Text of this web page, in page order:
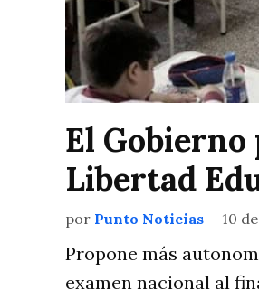
El Gobierno
Libertad
por Punto Noticias 10
Propone más
examen nacional al